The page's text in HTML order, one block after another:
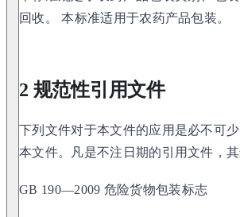
回收。 本标准适用于农药产品包装。
2 规范性引用文件
下列文件对于本文件的应用是必不可
本文件。凡是不注日期的引用文件，
GB 190—2009 危险货物包装标志